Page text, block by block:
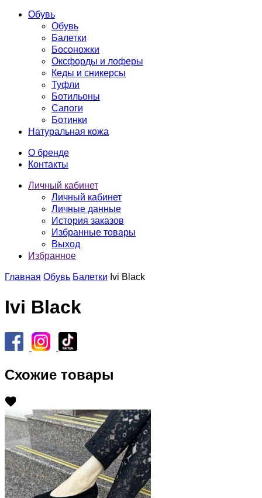
Обувь
Обувь
Балетки
Босоножки
Оксфорды и лоферы
Кеды и сникерсы
Туфли
Ботильоны
Сапоги
Ботинки
Натуральная кожа
О бренде
Контакты
Личный кабинет
Личный кабинет
Личные данные
История заказов
Избранные товары
Выход
Избранное
Главная Обувь Балетки Ivi Black
Ivi Black
Схожие товары